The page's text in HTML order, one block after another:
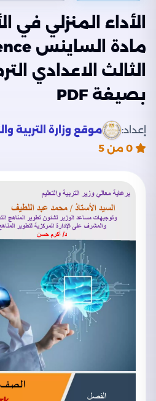
الأداء المنزلي في
بصيغة PDF
إعداد: موقع وزارة التربية
0 من 5